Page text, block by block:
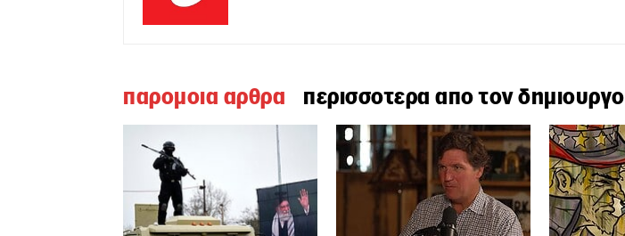
παρομοια αρθρα περισσοτερα απο τον δημιουργο